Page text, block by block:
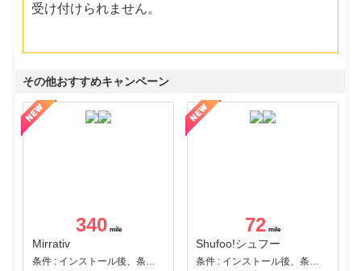
受け付けられません。
その他おすすめキャンペーン
340
Mirrativ
条件 : インストール後、条件達成
72
Shufoo!シュフー
条件 : インストール後、条件達成